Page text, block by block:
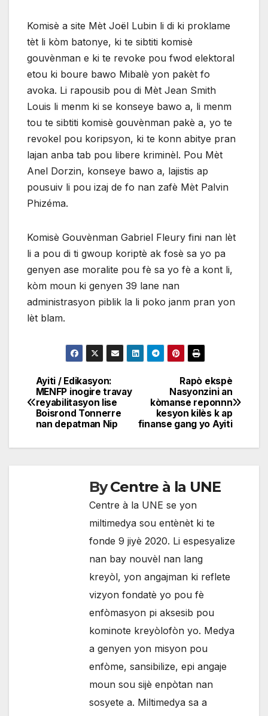
Komisè a site Mèt Joël Lubin li di ki proklame
tèt li kòm batonye, ki te sibtiti komisè
gouvènman e ki te revoke pou fwod elektoral
etou ki boure bawo Mibalè yon pakèt fo
avoka. Li rapousib pou di Mèt Jean Smith
Louis li menm ki se konseye bawo a, li menm
tou te sibtiti komisè gouvènman pakè a, yo te
revokel pou koripsyon, ki te konn abitye pran
lajan anba tab pou libere kriminèl. Pou Mèt
Anel Dorzin, konseye bawo a, lajistis ap
pousuiv li pou izaj de fo nan zafè Mèt Palvin
Phizéma.
Komisè Gouvènman Gabriel Fleury fini nan lèt
li a pou di ti gwoup koriptè ak fosè sa yo pa
genyen ase moralite pou fè sa yo fè a kont li,
kòm moun ki genyen 39 lane nan
administrasyon piblik la li poko janm pran yon
lèt blam.
Navigation
de
l'article
Rapò ekspè
Nasyonzini an
kòmanse reponnn
kesyon kilès k ap
finanse gang yo Ayiti
Ayiti / Edikasyon:
MENFP inogire travay
reyabilitasyon lise
Boisrond Tonnerre
nan depatman Nip
ByCentre à la UNE
Centre à la UNE se yon
miltimedya sou entènèt ki te
fonde 9 jiyè 2020. Li espesyalize
nan bay nouvèl nan lang
kreyòl, yon angajman ki reflete
vizyon fondatè yo pou fè
enfòmasyon pi aksesib pou
kominote kreyòlofòn yo. Medya
a genyen yon misyon pou
enfòme, sansibilize, epi angaje
moun sou sijè enpòtan nan
sosyete a. Miltimedya sa a